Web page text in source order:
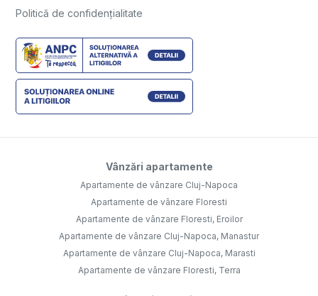
Politică de confidențialitate
Vânzări apartamente
Apartamente de vânzare Cluj-Napoca
Apartamente de vânzare Floresti
Apartamente de vânzare Floresti, Eroilor
Apartamente de vânzare Cluj-Napoca, Manastur
Apartamente de vânzare Cluj-Napoca, Marasti
Apartamente de vânzare Floresti, Terra